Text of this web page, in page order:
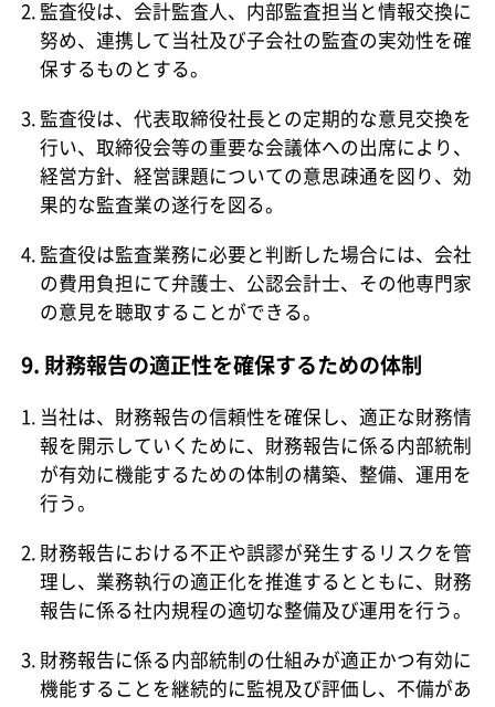
監査役は、会計監査人、内部監査担当と情報交換に
努め、連携して当社及び子会社の監査の実効性を確
保するものとする。
監査役は、代表取締役社長との定期的な意見交換を
行い、取締役会等の重要な会議体への出席により、
経営方針、経営課題についての意思疎通を図り、効
果的な監査業の遂行を図る。
監査役は監査業務に必要と判断した場合には、会社
の費用負担にて弁護士、公認会計士、その他専門家
の意見を聴取することができる。
9. 財務報告の適正性を確保するための体制
当社は、財務報告の信頼性を確保し、適正な財務情
報を開示していくために、財務報告に係る内部統制
が有効に機能するための体制の構築、整備、運用を
行う。
財務報告における不正や誤謬が発生するリスクを管
理し、業務執行の適正化を推進するとともに、財務
報告に係る社内規程の適切な整備及び運用を行う。
財務報告に係る内部統制の仕組みが適正かつ有効に
機能することを継続的に監視及び評価し、不備があ